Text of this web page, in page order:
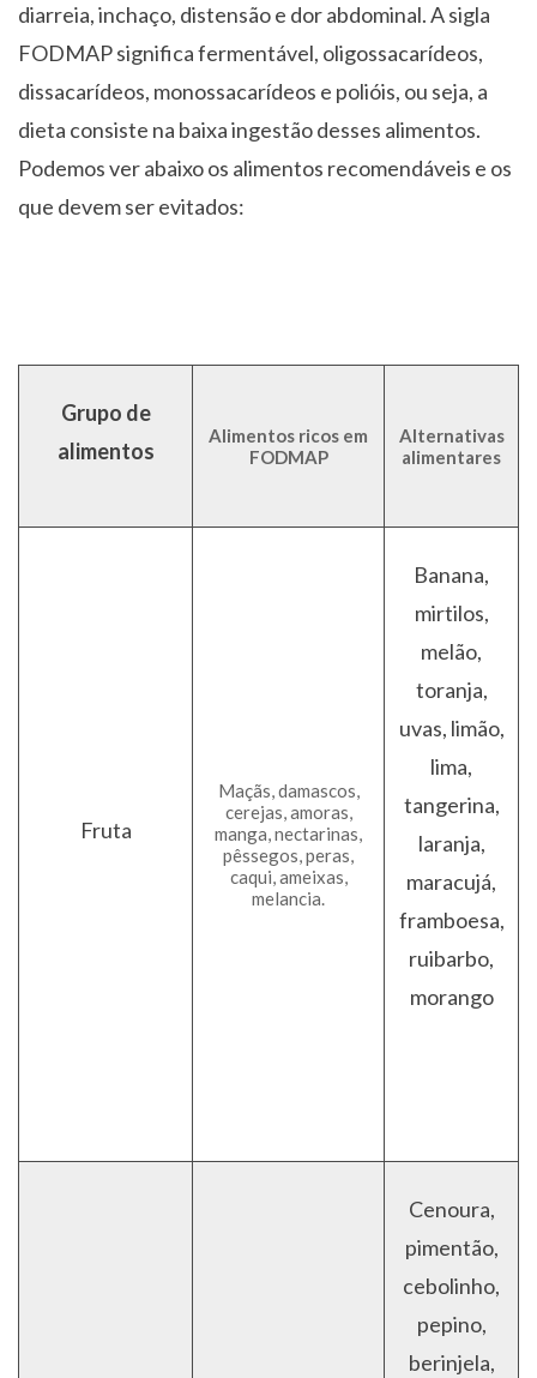
diarreia, inchaço, distensão e dor abdominal. A sigla
FODMAP significa fermentável, oligossacarídeos,
dissacarídeos, monossacarídeos e polióis, ou seja, a
dieta consiste na baixa ingestão desses alimentos.
Podemos ver abaixo os alimentos recomendáveis e os
que devem ser evitados:
Grupo de
alimentos
Alimentos ricos em
FODMAP
Alternativas
alimentares
Fruta
Maçãs, damascos,
cerejas, amoras,
manga, nectarinas,
pêssegos, peras,
caqui, ameixas,
melancia.
Banana,
mirtilos,
melão,
toranja,
uvas, limão,
lima,
tangerina,
laranja,
maracujá,
framboesa,
ruibarbo,
morango
Cenoura,
pimentão,
cebolinho,
pepino,
berinjela,